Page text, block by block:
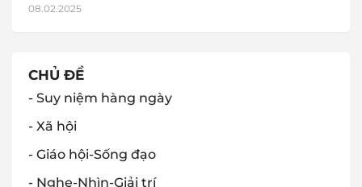
08.02.2025
CHỦ ĐỀ
- Suy niệm hàng ngày
- Xã hội
- Giáo hội-Sống đạo
- Nghe-Nhìn-Giải trí